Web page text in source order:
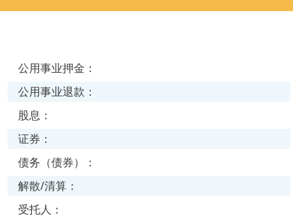
公用事业押金：
公用事业退款：
股息：
证券：
债务（债券）：
解散/清算：
受托人：